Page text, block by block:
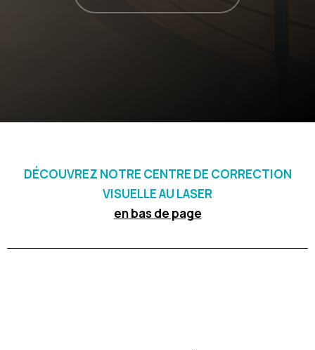
DÉCOUVREZ NOTRE CENTRE DE CORRECTION
VISUELLE AU LASER
en bas de page